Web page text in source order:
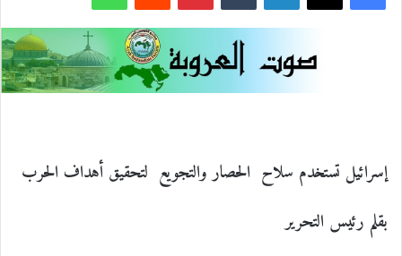
و
ك
X
ي
ن
د
T
u
b
ي
ن
ي
R
e
d
ا
ت
ا
إسرائيل تستخدم سلاح الحصار والتجويع لتحقيق أهداف الحرب
بقلم رئيس التحرير